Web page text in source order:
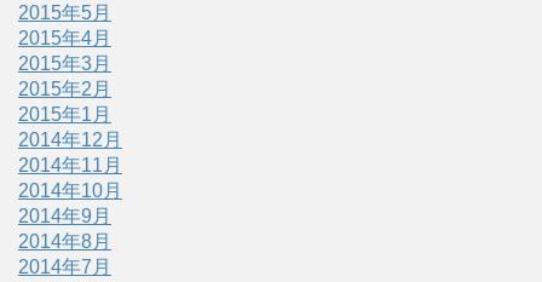
2015年5月
2015年4月
2015年3月
2015年2月
2015年1月
2014年12月
2014年11月
2014年10月
2014年9月
2014年8月
2014年7月